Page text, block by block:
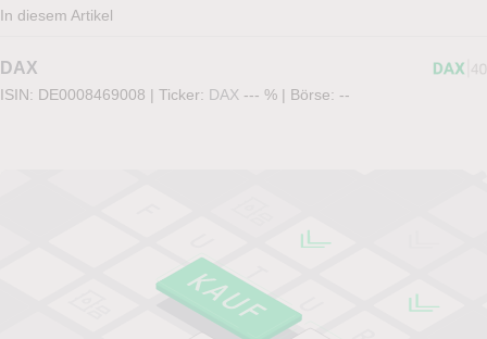
In diesem Artikel
DAX
ISIN: DE0008469008 | Ticker: DAX --- % | Börse: --